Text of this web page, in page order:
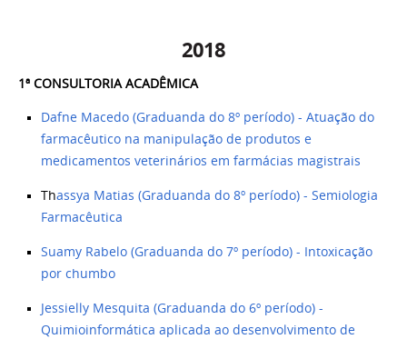
2018
1ª CONSULTORIA ACADÊMICA ​
Dafne Macedo (Graduanda do 8º período) - Atuação do
farmacêutico na manipulação de produtos e
medicamentos veterinários em farmácias magistrais
Thassya Matias (Graduanda do 8º período) - Semiologia
Farmacêutica
Suamy Rabelo (Graduanda do 7º período) - Intoxicação
por chumbo
Jessielly Mesquita (Graduanda do 6º período) -
Quimioinformática aplicada ao desenvolvimento de